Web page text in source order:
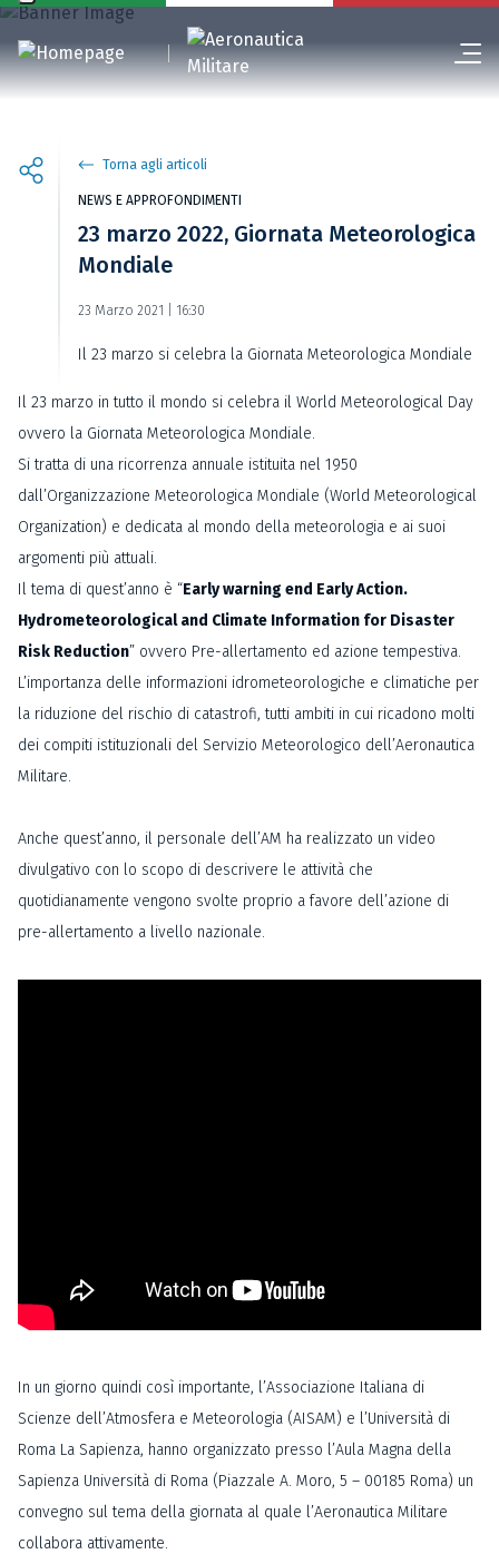
Torna agli articoli
NEWS E APPROFONDIMENTI
23 marzo 2022, Giornata Meteorologica
Mondiale
23 Marzo 2021 | 16:30
Il 23 marzo si celebra la Giornata Meteorologica Mondiale
Il 23 marzo in tutto il mondo si celebra il World Meteorological Day
ovvero la Giornata Meteorologica Mondiale.
Si tratta di una ricorrenza annuale istituita nel 1950
dall’Organizzazione Meteorologica Mondiale (World Meteorological
Organization) e dedicata al mondo della meteorologia e ai suoi
argomenti più attuali.
Il tema di quest’anno è “Early warning end Early Action.
Hydrometeorological and Climate Information for Disaster
Risk Reduction” ovvero Pre-allertamento ed azione tempestiva.
L’importanza delle informazioni idrometeorologiche e climatiche per
la riduzione del rischio di catastrofi, tutti ambiti in cui ricadono molti
dei compiti istituzionali del Servizio Meteorologico dell’Aeronautica
Militare.
Anche quest’anno, il personale dell’AM ha realizzato un video
divulgativo con lo scopo di descrivere le attività che
quotidianamente vengono svolte proprio a favore dell’azione di
pre-allertamento a livello nazionale.
In un giorno quindi così importante, l’Associazione Italiana di
Scienze dell’Atmosfera e Meteorologia (AISAM) e l’Università di
Roma La Sapienza, hanno organizzato presso l’Aula Magna della
Sapienza Università di Roma (Piazzale A. Moro, 5 – 00185 Roma) un
convegno sul tema della giornata al quale l’Aeronautica Militare
collabora attivamente.